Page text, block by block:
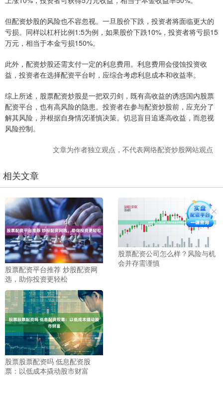
但配资炒股的风险也不容忽视。一旦股价下跌，投资者将面临更大的
亏损。同样以杠杆比例1:5为例，如果股价下跌10%，投资者将亏损15
万元，相当于本金亏损150%。
此外，配资炒股还需支付一定的利息费用。利息费用会侵蚀投资收
益，投资者在选择配资平台时，应综合考虑利息成本和收益率。
综上所述，股票配资炒股是一把双刃剑，既有高收益的诱惑国内股票
配资平台，也有高风险的隐患。投资者在参与配资炒股前，应充分了
解其风险，并根据自身情况谨慎决策。切忌盲目追逐高收益，而忽视
风险控制。
文章为作者独立观点，不代表网络配资炒股网站观点
相关文章
股票配资平台推荐 炒股配资网
选，助你投资更轻松
股票配资公司怎么样？风险与机
会并存需谨慎
股票股票配资吗 低息配资股
票：以低成本撬动股市财富